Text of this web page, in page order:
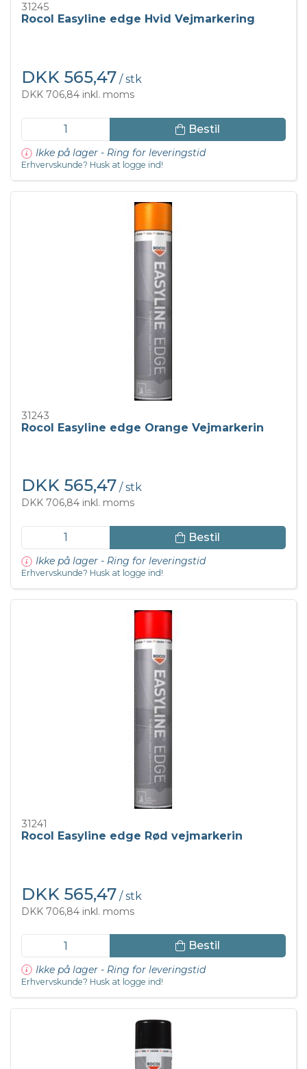
31245
Rocol Easyline edge Hvid Vejmarkering
DKK 565,47 / stk
DKK 706,84 inkl. moms
Bestil
Ikke på lager - Ring for leveringstid
Erhvervskunde? Husk at logge ind!
31243
Rocol Easyline edge Orange Vejmarkerin
DKK 565,47 / stk
DKK 706,84 inkl. moms
Bestil
Ikke på lager - Ring for leveringstid
Erhvervskunde? Husk at logge ind!
31241
Rocol Easyline edge Rød vejmarkerin
DKK 565,47 / stk
DKK 706,84 inkl. moms
Bestil
Ikke på lager - Ring for leveringstid
Erhvervskunde? Husk at logge ind!